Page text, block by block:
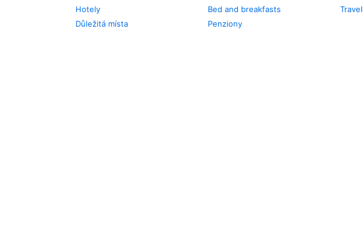
Hotely
Důležitá místa
Bed and breakfasts
Penziony